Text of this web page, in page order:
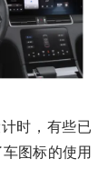
时，有些已
图标的使用